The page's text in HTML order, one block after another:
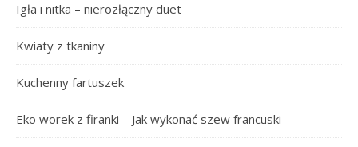
Igła i nitka – nierozłączny duet
Kwiaty z tkaniny
Kuchenny fartuszek
Eko worek z firanki – Jak wykonać szew francuski